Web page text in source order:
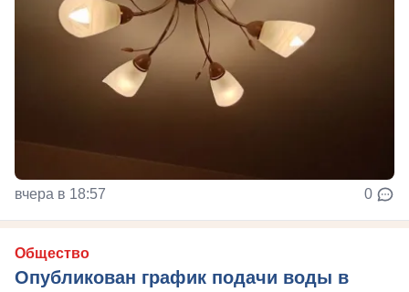
вчера в 18:57 0
Общество
Опубликован график подачи воды в